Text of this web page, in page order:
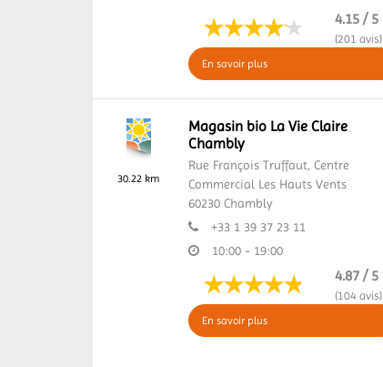
4.15 / 5
(201 avis)
En savoir plus
30.22 km
Magasin bio La Vie Claire
Chambly
Rue François Truffaut, Centre
Commercial Les Hauts Vents
60230 Chambly
+33 1 39 37 23 11
10:00 - 19:00
4.87 / 5
(104 avis)
En savoir plus